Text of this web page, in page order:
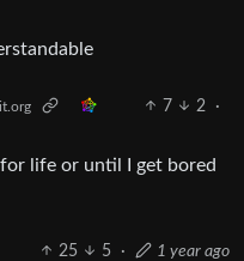
7 2
·
life or until I get bored
25 5 · 1 year ago